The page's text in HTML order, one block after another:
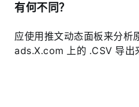
有何不同？
应使用推文动态面板来分析
ads.X.com 上的 .CSV 导出